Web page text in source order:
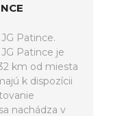
Patince.
Patince je
km od miesta
k dispozícii
nachádza v